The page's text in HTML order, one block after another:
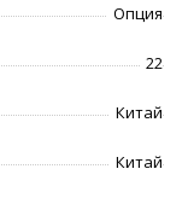
Опция
22
Китай
Китай